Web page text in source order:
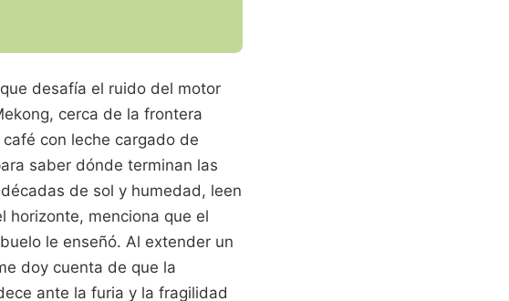
desafía el ruido del motor
cerca de la frontera
con leche cargado de
saber dónde terminan las
de sol y humedad, leen
horizonte, menciona que el
le enseñó. Al extender un
doy cuenta de que la
ante la furia y la fragilidad